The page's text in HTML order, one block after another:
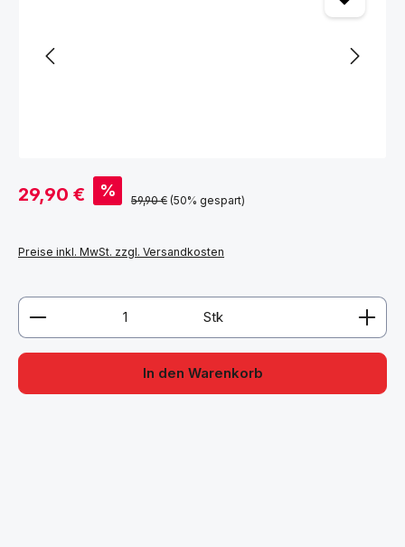
Verkaufspreis:
29,90 € % Regulärer Preis:
59,90 € (50% gespart)
Preise inkl. MwSt. zzgl. Versandkosten
Produkt Anzahl: Gib den gewünschten Wert ein
Stk
In den Warenkorb